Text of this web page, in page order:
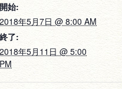
開始:
2018年5月7日 @ 8:00 AM
終了:
2018年5月11日 @ 5:00
PM